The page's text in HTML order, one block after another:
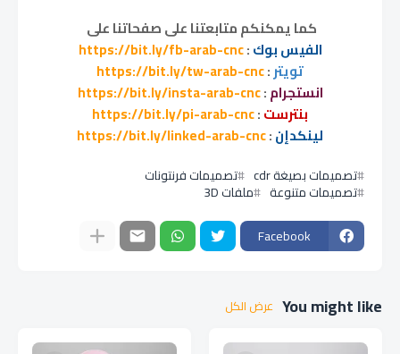
كما يمكنكم متابعتنا على صفحاتنا على
الفيس بوك:
https://bit.ly/fb-arab-cnc
تويتر:
https://bit.ly/tw-arab-cnc
انستجرام:
https://bit.ly/insta-arab-cnc
بنترست:
https://bit.ly/pi-arab-cnc
لينكدإن:
https://bit.ly/linked-arab-cnc
تصميمات بصيغة cdr تصميمات فرنتونات
تصميمات متنوعة
ملفات 3D
Facebook
You might like عرض الكل